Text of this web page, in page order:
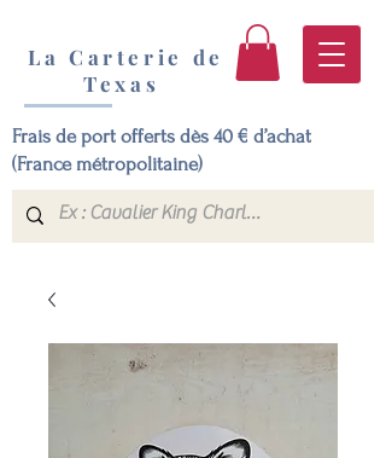
La Carterie de
Texas
Frais de port offerts dès 40 € d’achat
(France métropolitaine)